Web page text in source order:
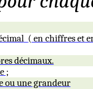
( en chiffres et
décimaux.
;
ou une grandeur